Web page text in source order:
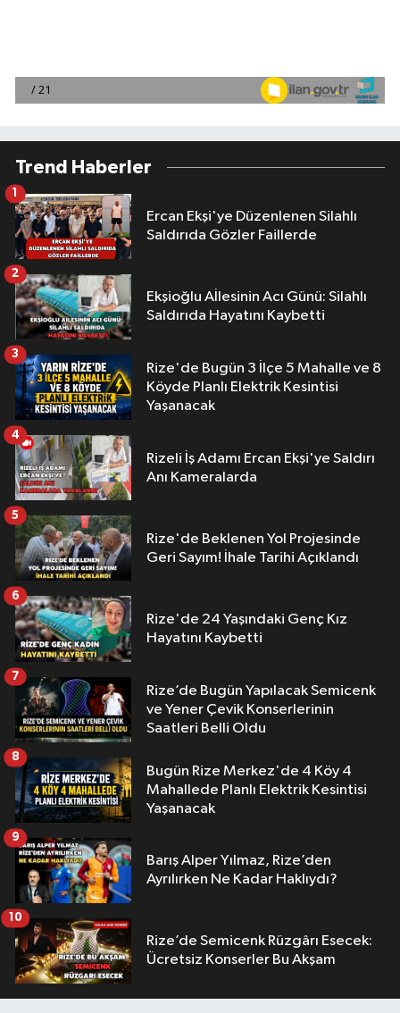
Trend Haberler
Ercan Ekşi'ye Düzenlenen Silahlı
Saldırıda Gözler Faillerde
1
Ekşioğlu Aİlesinin Acı Günü: Silahlı
Saldırıda Hayatını Kaybetti
2
Rize'de Bugün 3 İlçe 5 Mahalle ve 8
Köyde Planlı Elektrik Kesintisi
Yaşanacak
3
Rizeli İş Adamı Ercan Ekşi'ye Saldırı
Anı Kameralarda
4
Rize'de Beklenen Yol Projesinde
Geri Sayım! İhale Tarihi Açıklandı
5
Rize'de 24 Yaşındaki Genç Kız
Hayatını Kaybetti
6
Rize’de Bugün Yapılacak Semicenk
ve Yener Çevik Konserlerinin
Saatleri Belli Oldu
7
Bugün Rize Merkez'de 4 Köy 4
Mahallede Planlı Elektrik Kesintisi
Yaşanacak
8
Barış Alper Yılmaz, Rize’den
Ayrılırken Ne Kadar Haklıydı?
9
Rize’de Semicenk Rüzgârı Esecek:
Ücretsiz Konserler Bu Akşam
10